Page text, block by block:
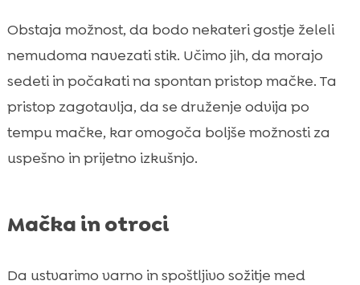
Obstaja možnost, da bodo nekateri gostje želeli
nemudoma navezati stik. Učimo jih, da morajo
sedeti in počakati na spontan pristop mačke. Ta
pristop zagotavlja, da se druženje odvija po
tempu mačke, kar omogoča boljše možnosti za
uspešno in prijetno izkušnjo.
Mačka in otroci
Da ustvarimo varno in spoštljivo sožitje med